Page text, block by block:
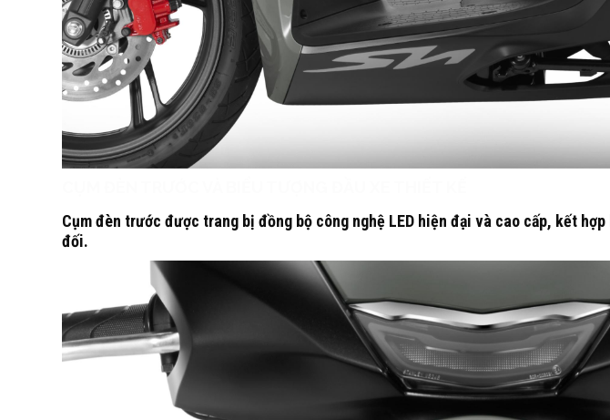
Cụm đèn trước được trang bị đồng bộ công nghệ LED hiện đại và cao cấp, kết
đối.